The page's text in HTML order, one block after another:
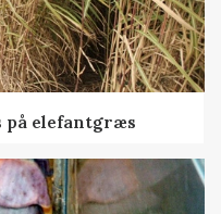
elefantgræs